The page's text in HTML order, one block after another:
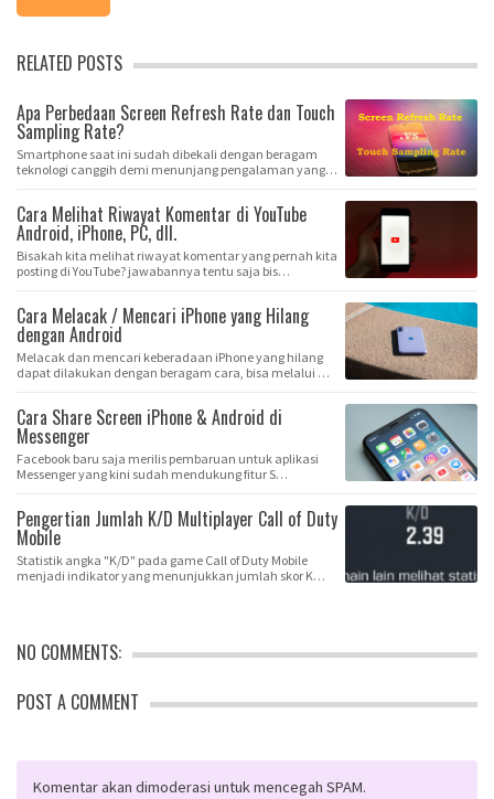
RELATED POSTS
Apa Perbedaan Screen Refresh Rate dan Touch
Sampling Rate?
Smartphone saat ini sudah dibekali dengan beragam
teknologi canggih demi menunjang pengalaman yang
Cara Melihat Riwayat Komentar di YouTube
Android, iPhone, PC, dll.
Bisakah kita melihat riwayat komentar yang pernah kita
posting di YouTube? jawabannya tentu saja bis…
Cara Melacak / Mencari iPhone yang Hilang
dengan Android
Melacak dan mencari keberadaan iPhone yang hilang
dapat dilakukan dengan beragam cara, bisa melalui …
Cara Share Screen iPhone & Android di
Messenger
Facebook baru saja merilis pembaruan untuk aplikasi
Messenger yang kini sudah mendukung fitur S…
Pengertian Jumlah K/D Multiplayer Call of Duty
Mobile
Statistik angka "K/D" pada game Call of Duty Mobile
menjadi indikator yang menunjukkan jumlah skor K…
NO COMMENTS:
POST A COMMENT
Komentar akan dimoderasi untuk mencegah SPAM.